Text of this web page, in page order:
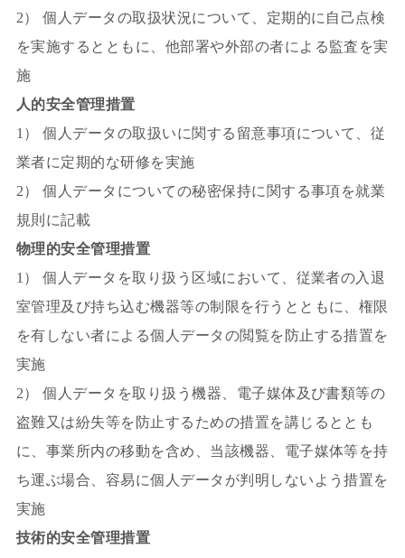
2） 個人データの取扱状況について、定期的に自己点検
を実施するとともに、他部署や外部の者による監査を実
施
人的安全管理措置
1） 個人データの取扱いに関する留意事項について、従
業者に定期的な研修を実施
2） 個人データについての秘密保持に関する事項を就業
規則に記載
物理的安全管理措置
1） 個人データを取り扱う区域において、従業者の入退
室管理及び持ち込む機器等の制限を行うとともに、権限
を有しない者による個人データの閲覧を防止する措置を
実施
2） 個人データを取り扱う機器、電子媒体及び書類等の
盗難又は紛失等を防止するための措置を講じるととも
に、事業所内の移動を含め、当該機器、電子媒体等を持
ち運ぶ場合、容易に個人データが判明しないよう措置を
実施
技術的安全管理措置